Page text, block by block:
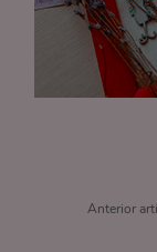
Anterior